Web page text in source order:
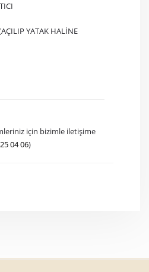
YATAK HALİNE
için bizimle iletişime
04 06)